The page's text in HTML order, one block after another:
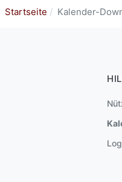
Startseite Kalender-